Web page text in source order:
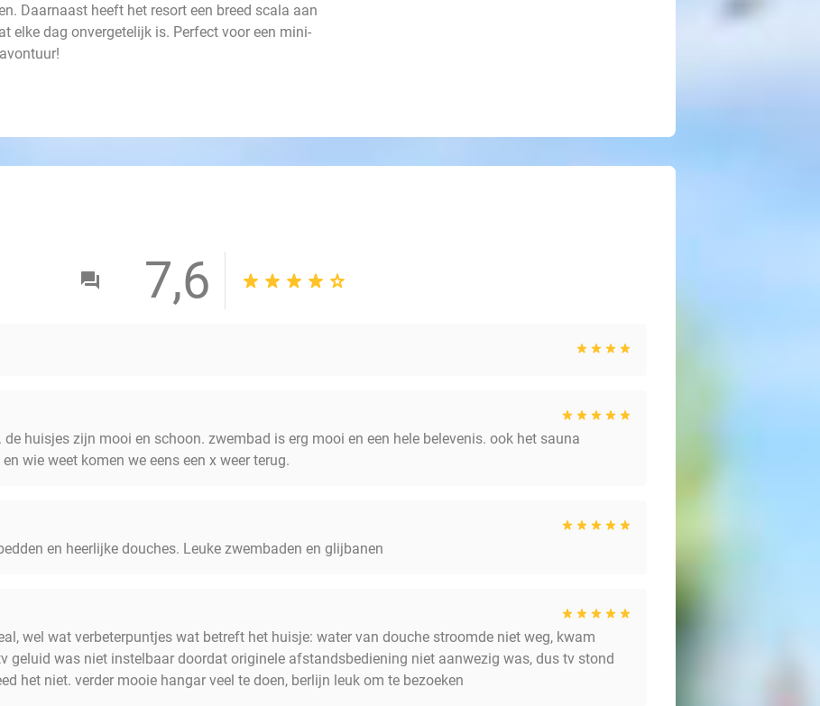
Daarnaast heeft het resort een breed scala aan
elke dag onvergetelijk is. Perfect voor een mini-
7,6
de huisjes zijn mooi en schoon. zwembad is erg mooi en een hele belevenis. ook het sauna
wie weet komen we eens een x weer terug.
en heerlijke douches. Leuke zwembaden en glijbanen
wel wat verbeterpuntjes wat betreft het huisje: water van douche stroomde niet weg, kwam
geluid was niet instelbaar doordat originele afstandsbediening niet aanwezig was, dus tv stond
het niet. verder mooie hangar veel te doen, berlijn leuk om te bezoeken